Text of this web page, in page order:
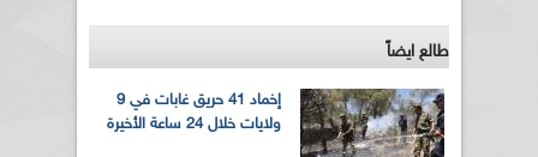
طالع ايضاً
إخماد 41 حريق غابات في 9
ولايات خلال 24 ساعة الأخيرة